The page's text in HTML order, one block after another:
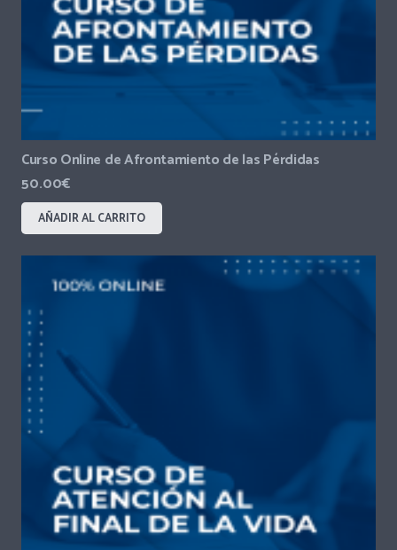
Curso Online de Afrontamiento de las Pérdidas
50.00€
AÑADIR AL CARRITO